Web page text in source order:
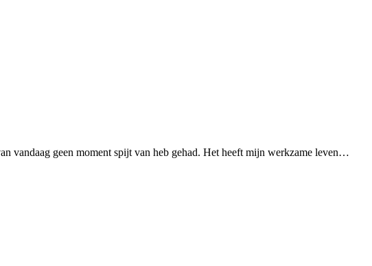
vandaag geen moment spijt van heb gehad. Het heeft mijn werkzame leven…